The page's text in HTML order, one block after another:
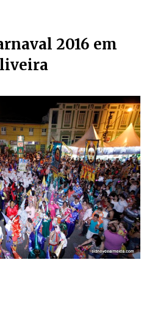
2016 em